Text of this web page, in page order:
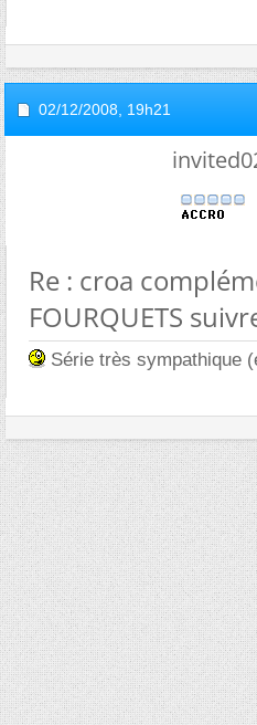
02/12/2008, 19h21
Re : croa
FOURQUETS
Série très sympathique